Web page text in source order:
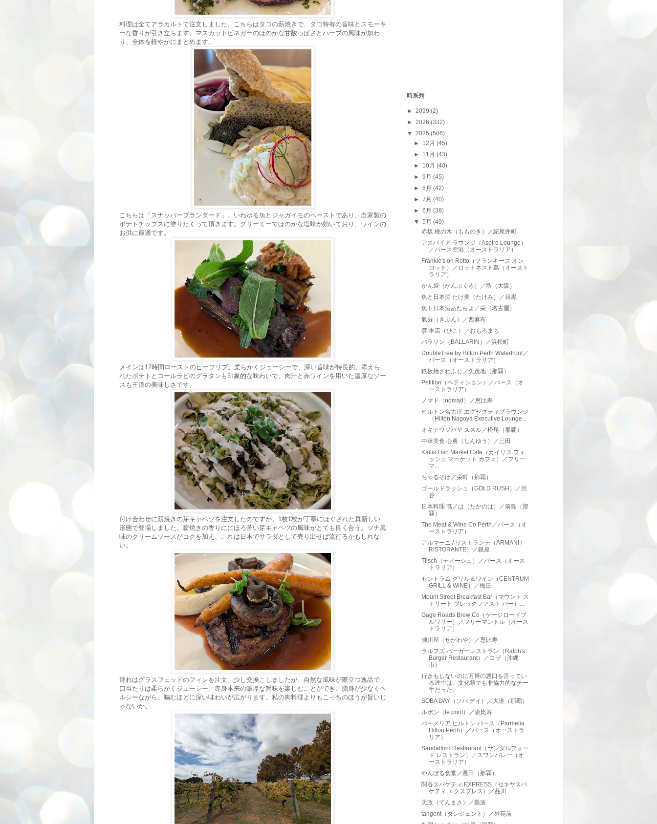
料理は全てアラカルトで注文しました。こちらはタコの薪焼きで、タコ特有の旨味とスモーキ
ーな香りが引き立ちます。マスカットビネガーのほのかな甘酸っぱさとハーブの風味が加わ
り、全体を軽やかにまとめます。
こちらは「スナッパーブランダード」。いわゆる魚とジャガイモのペーストであり、自家製の
ポテトチップスに塗りたくって頂きます。クリーミーでほのかな塩味が効いており、ワインの
お供に最適です。
メインは12時間ローストのビーフリブ。柔らかくジューシーで、深い旨味が特長的。添えら
れたポテトとコールラビのグラタンも印象的な味わいで、肉汁と赤ワインを用いた濃厚なソー
スも王道の美味しさです。
付け合わせに薪焼きの芽キャベツを注文したのですが、1枚1枚が丁寧にほぐされた真新しい
形態で登場しました。薪焼きの香りににほろ苦い芽キャベツの風味がとても良く合う。ツナ風
味のクリームソースがコクを加え、これは日本でサラダとして売り出せば流行るかもしれな
い。
連れはグラスフェッドのフィレを注文。少し交換こしましたが、自然な風味が際立つ逸品で、
口当たりは柔らかくジューシー。赤身本来の濃厚な旨味を楽しむことができ、脂身が少なくヘ
ルシーながら、噛むほどに深い味わいが広がります。私の肉料理よりもこっちのほうが旨いじ
ゃないか。
時系列
► 2099 (2)
► 2026 (332)
▼ 2025 (506)
► 12月(45)
► 11月(43)
► 10月(40)
►9月(45)
►8月(42)
►7月(40)
►6月(39)
▼5月(49)
赤坂 桃の木（もものき）／紀尾井町
アスパイア ラウンジ（Aspire Lounge）
／パース空港（オーストラリア）
Frankie's on Rotto（フランキーズ オン
ロット）／ロットネスト島（オースト
ラリア）
かん袋（かんぶくろ）／堺（大阪）
魚と日本酒 たけ美（たけみ）／目黒
魚ト日本酒あたらよ／栄（名古屋）
氣分（きぶん）／西麻布
彦 本店（ひこ）／おもろまち
バラリン（BALLARIN）／浜松町
DoubleTree by Hilton Perth Waterfront／
パース（オーストラリア）
鉄板焼さわふじ／久茂地（那覇）
Petition（ペティション）／パース（オ
ーストラリア）
ノマド（nomad）／恵比寿
ヒルトン名古屋 エグゼクティブラウンジ
（Hilton Nagoya Executive Lounge...
オキナワソバヤ ススル／松尾（那覇）
中華美食 心勇（しんゆう）／三田
Kailis Fish Market Cafe（カイリス フィ
ッシュ マーケット カフェ）／フリー
マ...
ちゃるそば／栄町（那覇）
ゴールドラッシュ（GOLD RUSH）／渋
谷
日本料理 髙ノは（たかのは）／前島（那
覇）
The Meat & Wine Co Perth／パース（オ
ーストラリア）
アルマーニ / リストランテ（ARMANI /
RISTORANTE）／銀座
Tiisch（ティーシュ）／パース（オース
トラリア）
セントラム グリル＆ワイン（CENTRUM
GRILL & WINE）／梅田
Mount Street Breakfast Bar（マウント ス
トリート ブレックファスト バー）...
Gage Roads Brew Co（ゲージロードブ
ルワリー）／フリーマントル（オース
トラリア）
瀬川屋（せがわや）／恵比寿
ラルフズ バーガーレストラン（Ralph's
Burger Restaurant）／コザ（沖縄
市）
行きもしないのに万博の悪口を言ってい
る連中は、文化祭でも非協力的なチー
牛だった。
SOBA DAY（ソバ デイ）／大道（那覇）
ルポン（le pont）／恵比寿
パーメリア ヒルトン パース（Parmelia
Hilton Perth）／パース（オーストラ
リア）
Sandalford Restaurant（サンダルフォー
ド レストラン）／スワンバレー（オ
ーストラリア）
やんばる食堂／長田（那覇）
関谷スパゲティ EXPRESS（セキヤスパ
ゲティ エクスプレス）／品川
天政（てんまさ）／難波
tangent（タンジェント）／外苑前